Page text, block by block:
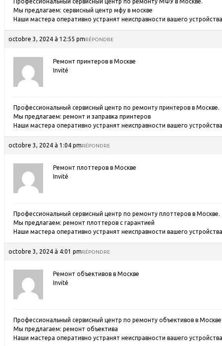
Мы предлагаем: сервисный центр мфу в москве
Наши мастера оперативно устранят неисправности вашего
octobre 3, 2024 à 12:55 pmRÉPONDRE
Ремонт принтеров в Москве
Invité
Профессиональный сервисный центр по ремонту принтеров в Москве.
Мы предлагаем: ремонт и заправка принтеров
Наши мастера оперативно устранят неисправности вашего
octobre 3, 2024 à 1:04 pmRÉPONDRE
Ремонт плоттеров в Москве
Invité
Профессиональный сервисный центр по ремонту плоттеров в Москве.
Мы предлагаем: ремонт плоттеров с гарантией
Наши мастера оперативно устранят неисправности вашего
octobre 3, 2024 à 4:01 pmRÉPONDRE
Ремонт объективов в Москве
Invité
Профессиональный сервисный центр по ремонту объективов в
Мы предлагаем: ремонт объектива
Наши мастера оперативно устранят неисправности вашего